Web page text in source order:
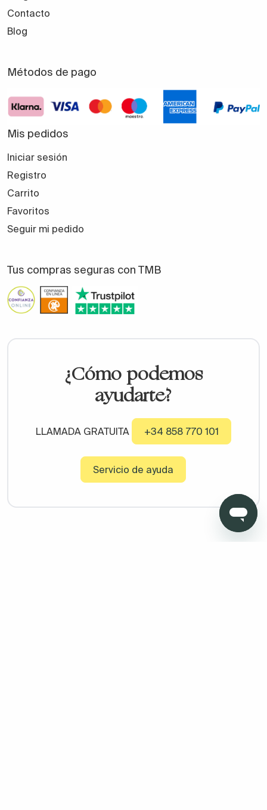
Contacto
Blog
Métodos de pago
Mis pedidos
Iniciar sesión
Registro
Carrito
Favoritos
Seguir mi pedido
Tus compras seguras con TMB
¿Cómo podemos
ayudarte?
LLAMADA GRATUITA +34 858 770 101
Servicio de ayuda